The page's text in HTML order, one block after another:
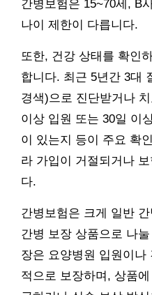
간병보험은 15~70세, B
나이 제한이 다릅니다.
또한, 건강 상태를 확인
합니다. 최근 5년간 3대
경색)으로 진단받거나
이상 입원 또는 30일 이
이 있는지 등이 주요 확
라 가입이 거절되거나
다.
간병보험은 크게 일반
간병 보장 상품으로 나
장은 요양병원 입원이
적으로 보장하며, 상품